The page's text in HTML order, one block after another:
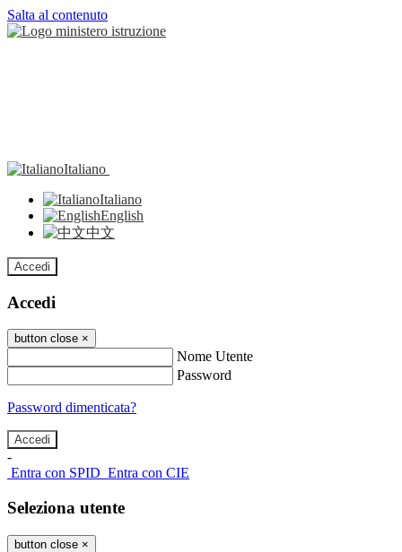
Salta al contenuto
Italiano
Italiano
English
中文
Accedi
Accedi
button close ×
Nome Utente
Password
Password dimenticata?
-
Entra con SPID Entra con CIE
Seleziona utente
button close ×